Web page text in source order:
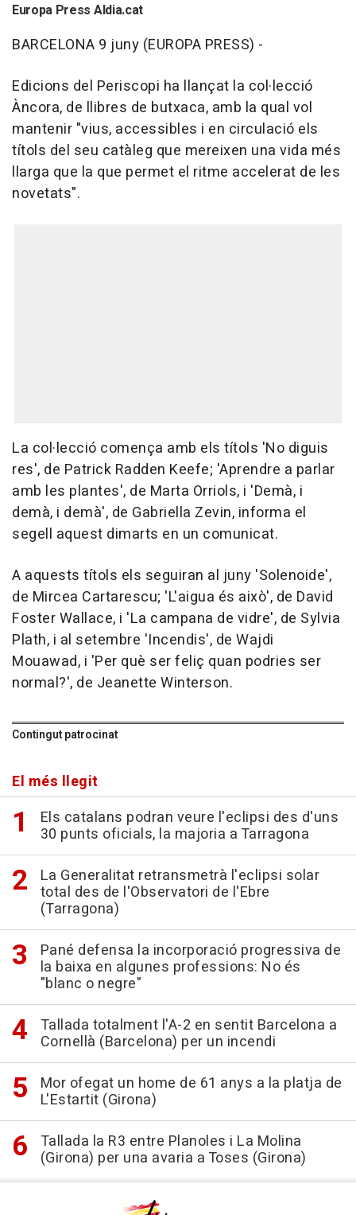
Europa Press Aldia.cat
BARCELONA 9 juny (EUROPA PRESS) -
Edicions del Periscopi ha llançat la col·lecció
Àncora, de llibres de butxaca, amb la qual vol
mantenir "vius, accessibles i en circulació els
títols del seu catàleg que mereixen una vida més
llarga que la que permet el ritme accelerat de les
novetats".
La col·lecció comença amb els títols 'No diguis
res', de Patrick Radden Keefe; 'Aprendre a parlar
amb les plantes', de Marta Orriols, i 'Demà, i
demà, i demà', de Gabriella Zevin, informa el
segell aquest dimarts en un comunicat.
A aquests títols els seguiran al juny 'Solenoide',
de Mircea Cartarescu; 'L'aigua és això', de David
Foster Wallace, i 'La campana de vidre', de Sylvia
Plath, i al setembre 'Incendis', de Wajdi
Mouawad, i 'Per què ser feliç quan podries ser
normal?', de Jeanette Winterson.
Contingut patrocinat
El més llegit
Els catalans podran veure l'eclipsi des d'uns
30 punts oficials, la majoria a Tarragona
La Generalitat retransmetrà l'eclipsi solar
total des de l'Observatori de l'Ebre
(Tarragona)
Pané defensa la incorporació progressiva de
la baixa en algunes professions: No és
"blanc o negre"
Tallada totalment l'A-2 en sentit Barcelona a
Cornellà (Barcelona) per un incendi
Mor ofegat un home de 61 anys a la platja de
L'Estartit (Girona)
Tallada la R3 entre Planoles i La Molina
(Girona) per una avaria a Toses (Girona)